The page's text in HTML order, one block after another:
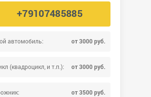
автомобиль: от 3000 руб.
(квадроцикл, и т.п.): от 3000 руб.
от 3500 руб.
+79107485885